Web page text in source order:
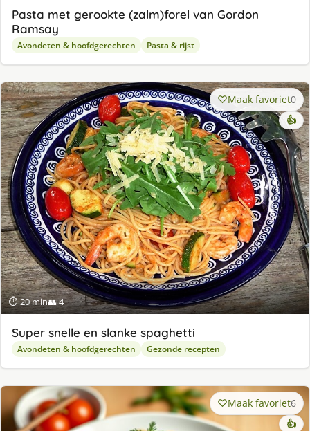
Pasta met gerookte (zalm)forel van Gordon
Ramsay
Avondeten & hoofdgerechten Pasta & rijst
⏱ 20 min👥 4
Maak favoriet0
👍
Super snelle en slanke spaghetti
Avondeten & hoofdgerechten Gezonde recepten
Maak favoriet6
👍